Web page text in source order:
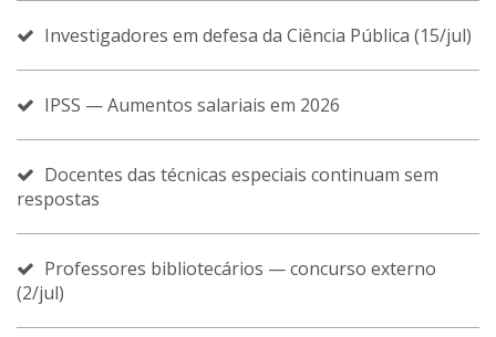
Investigadores em defesa da Ciência Pública (15/jul)
IPSS — Aumentos salariais em 2026
Docentes das técnicas especiais continuam sem
respostas
Professores bibliotecários — concurso externo
(2/jul)